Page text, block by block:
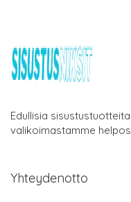
Edullisia
valikoimastamme
Yhteydenotto